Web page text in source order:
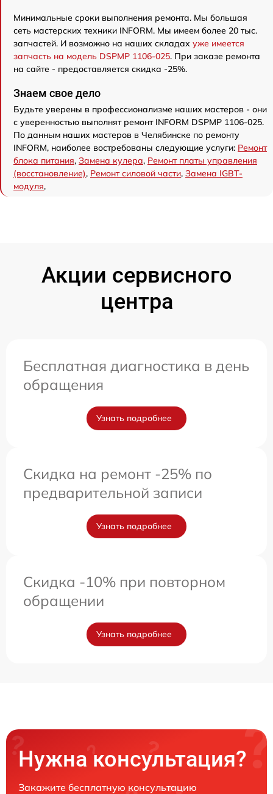
Минимальные сроки выполнения ремонта. Мы большая
сеть мастерских техники INFORM. Мы имеем более 20 тыс.
запчастей. И возможно на наших складах уже имеется
запчасть на модель DSPMP 1106-025. При заказе ремонта
на сайте - предоставляется скидка -25%.
Знаем свое дело
Будьте уверены в профессионализме наших мастеров - они
с уверенностью выполнят ремонт INFORM DSPMP 1106-025.
По данным наших мастеров в Челябинске по ремонту
INFORM, наиболее востребованы следующие услуги: Ремонт
блока питания, Замена кулера, Ремонт платы управления
(восстановление), Ремонт силовой части, Замена IGBT-
модуля,
Акции сервисного
центра
Бесплатная диагностика в день
обращения
Узнать подробнее
Скидка на ремонт -25% по
предварительной записи
Узнать подробнее
Скидка -10% при повторном
обращении
Узнать подробнее
Нужна консультация?
Закажите бесплатную консультацию